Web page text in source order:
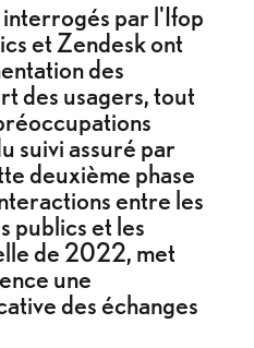
par l'Ifop
et Zendesk ont
des
des usagers, tout
suivi assuré par
deuxième phase
entre les
publics et les
de 2022, met
une
des échanges